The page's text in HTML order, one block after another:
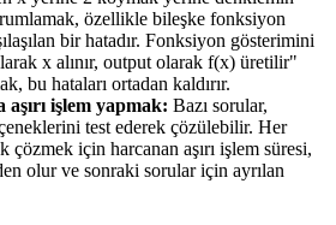
özellikle bileşke fonksiyon
bir hatadır. Fonksiyon gösterimini
x alınır, output olarak f(x) üretilir"
bu hataları ortadan kaldırır.
aşırı işlem yapmak: Bazı sorular,
test ederek çözülebilir. Her
çözmek için harcanan aşırı işlem süresi,
olur ve sonraki sorular için ayrılan